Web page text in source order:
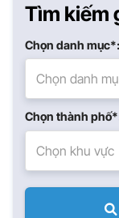
Tìm kiếm
Chọn danh mục*:
Chọn danh
Chọn thành
Chọn khu vực